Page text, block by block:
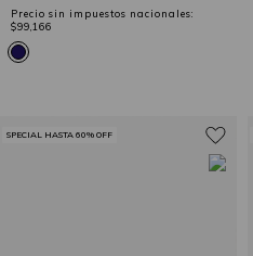
Precio sin impuestos nacionales:
$99,166
SPECIAL HASTA 60% OFF